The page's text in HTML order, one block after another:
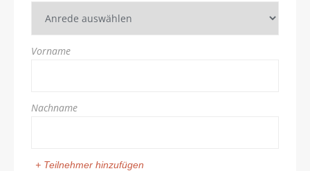
Vorname
Nachname
+ Teilnehmer hinzufügen